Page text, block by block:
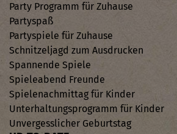
Party Programm für Zuhause
Partyspaß
Partyspiele für Zuhause
Schnitzeljagd zum Ausdrucken
Spannende Spiele
Spieleabend Freunde
Spielenachmittag für Kinder
Unterhaltungsprogramm für Kinder
Unvergesslicher Geburtstag